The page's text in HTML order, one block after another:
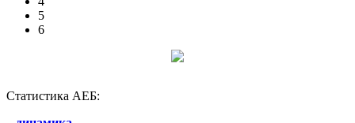
5
6
Статистика АЕБ: